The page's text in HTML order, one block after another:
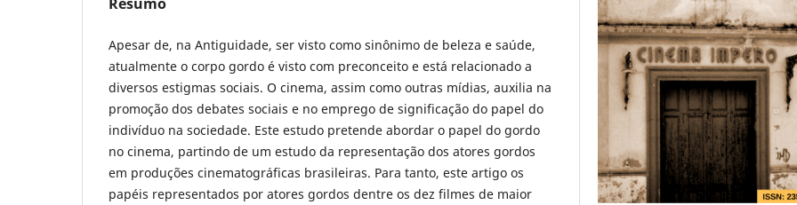
Apesar de, na Antiguidade, ser visto como sinônimo de beleza e saúde,
atualmente o corpo gordo é visto com preconceito e está relacionado a
diversos estigmas sociais. O cinema, assim como outras mídias, auxilia na
promoção dos debates sociais e no emprego de significação do papel do
indivíduo na sociedade. Este estudo pretende abordar o papel do gordo
no cinema, partindo de um estudo da representação dos atores gordos
em produções cinematográficas brasileiras. Para tanto, este artigo os
papéis representados por atores gordos dentre os dez filmes de maior